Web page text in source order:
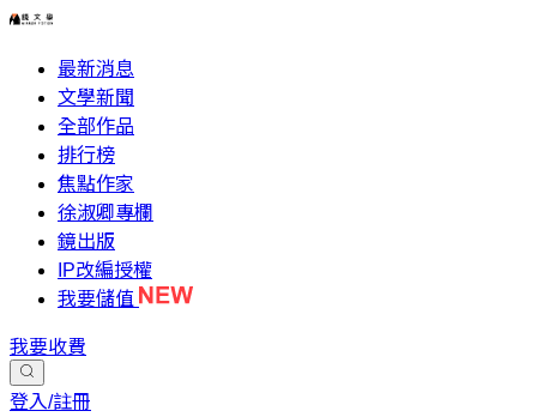
最新消息
文學新聞
全部作品
排行榜
焦點作家
徐淑卿專欄
鏡出版
IP改編授權
我要儲值
我要收費
登入/註冊